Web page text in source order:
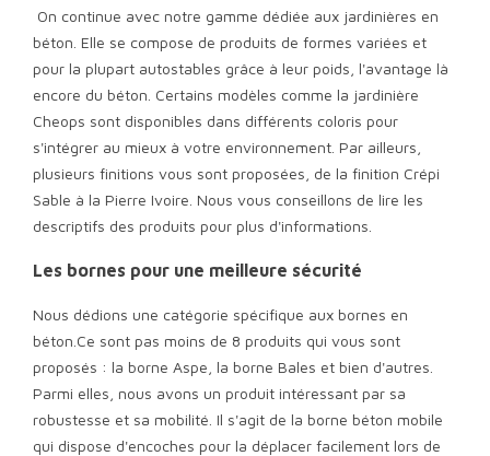
On continue avec notre gamme dédiée aux jardinières en
béton. Elle se compose de produits de formes variées et
pour la plupart autostables grâce à leur poids, l'avantage là
encore du béton. Certains modèles comme la jardinière
Cheops sont disponibles dans différents coloris pour
s'intégrer au mieux à votre environnement. Par ailleurs,
plusieurs finitions vous sont proposées, de la finition Crépi
Sable à la Pierre Ivoire. Nous vous conseillons de lire les
descriptifs des produits pour plus d'informations.
Les bornes pour une meilleure sécurité
Nous dédions une catégorie spécifique aux bornes en
béton.Ce sont pas moins de 8 produits qui vous sont
proposés : la borne Aspe, la borne Bales et bien d'autres.
Parmi elles, nous avons un produit intéressant par sa
robustesse et sa mobilité. Il s'agit de la borne béton mobile
qui dispose d'encoches pour la déplacer facilement lors de